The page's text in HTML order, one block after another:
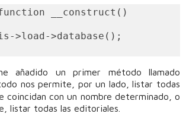
__construct()
>load->database();
añadido un primer método llamado
nos permite, por un lado, listar todas
coincidan con un nombre determinado, o
listar todas las editoriales.